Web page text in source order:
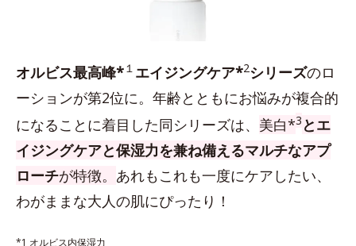
オルビス最高峰*１ エイジングケア*2シリーズのロ
ーションが第2位に。年齢とともにお悩みが複合的
になることに着目した同シリーズは、 美白*3 とエ
イジングケアと保湿力を兼ね備えるマルチなアプ
ローチが特徴。 あれもこれも一度にケアしたい、
わがままな大人の肌にぴったり！
*1 オルビス内保湿力